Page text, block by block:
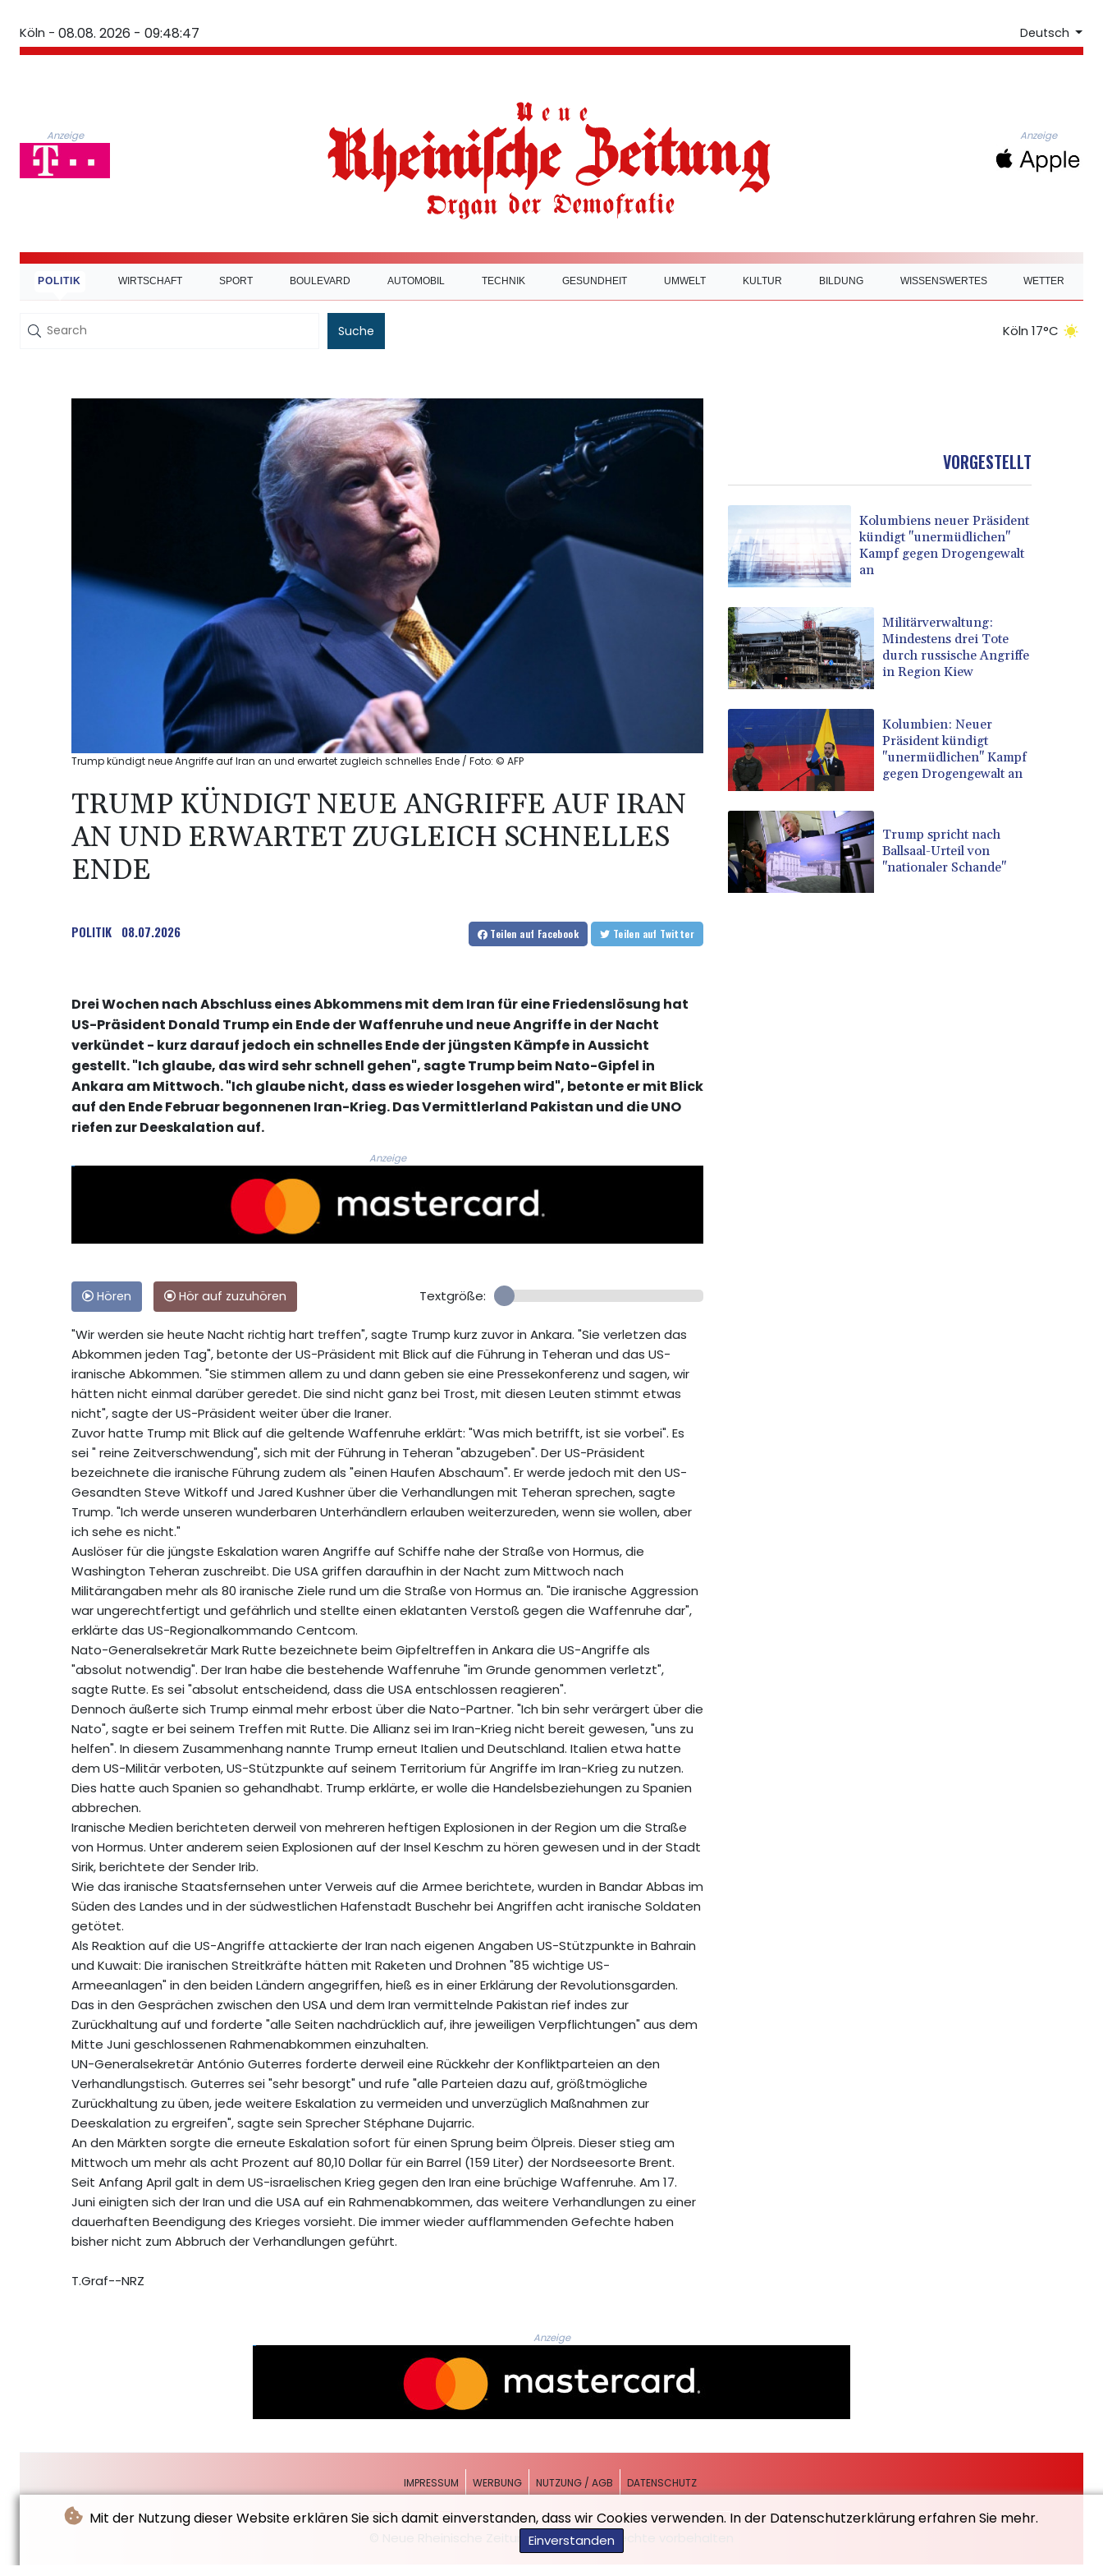
Mit der Nutzung dieser Website erklären Sie sich damit einverstanden, dass wir Cookies verwenden. In der Datenschutzerklärung erfahren Sie mehr.
Einverstanden
Köln - 08.08. 2026 - 09:48:48 Deutsch
Anzeige Anzeige
POLITIK WIRTSCHAFT SPORT BOULEVARD AUTOMOBIL TECHNIK GESUNDHEIT UMWELT KULTUR BILDUNG WISSENSWERTES WETTER
Suche Köln 17°C
Trump kündigt neue Angriffe auf Iran an und erwartet zugleich schnelles Ende / Foto: © AFP
TRUMP KÜNDIGT NEUE ANGRIFFE AUF IRAN
AN UND ERWARTET ZUGLEICH SCHNELLES
ENDE
POLITIK 08.07.2026 Teilen auf Facebook Teilen auf Twitter
Drei Wochen nach Abschluss eines Abkommens mit dem Iran für eine Friedenslösung hat
US-Präsident Donald Trump ein Ende der Waffenruhe und neue Angriffe in der Nacht
verkündet - kurz darauf jedoch ein schnelles Ende der jüngsten Kämpfe in Aussicht
gestellt. "Ich glaube, das wird sehr schnell gehen", sagte Trump beim Nato-Gipfel in
Ankara am Mittwoch. "Ich glaube nicht, dass es wieder losgehen wird", betonte er mit Blick
auf den Ende Februar begonnenen Iran-Krieg. Das Vermittlerland Pakistan und die UNO
riefen zur Deeskalation auf.
Anzeige
Hören Hör auf zuzuhören Textgröße:
"Wir werden sie heute Nacht richtig hart treffen", sagte Trump kurz zuvor in Ankara. "Sie verletzen das
Abkommen jeden Tag", betonte der US-Präsident mit Blick auf die Führung in Teheran und das US-
iranische Abkommen. "Sie stimmen allem zu und dann geben sie eine Pressekonferenz und sagen, wir
hätten nicht einmal darüber geredet. Die sind nicht ganz bei Trost, mit diesen Leuten stimmt etwas
nicht", sagte der US-Präsident weiter über die Iraner.
Zuvor hatte Trump mit Blick auf die geltende Waffenruhe erklärt: "Was mich betrifft, ist sie vorbei". Es
sei " reine Zeitverschwendung", sich mit der Führung in Teheran "abzugeben". Der US-Präsident
bezeichnete die iranische Führung zudem als "einen Haufen Abschaum". Er werde jedoch mit den US-
Gesandten Steve Witkoff und Jared Kushner über die Verhandlungen mit Teheran sprechen, sagte
Trump. "Ich werde unseren wunderbaren Unterhändlern erlauben weiterzureden, wenn sie wollen, aber
ich sehe es nicht."
Auslöser für die jüngste Eskalation waren Angriffe auf Schiffe nahe der Straße von Hormus, die
Washington Teheran zuschreibt. Die USA griffen daraufhin in der Nacht zum Mittwoch nach
Militärangaben mehr als 80 iranische Ziele rund um die Straße von Hormus an. "Die iranische Aggression
war ungerechtfertigt und gefährlich und stellte einen eklatanten Verstoß gegen die Waffenruhe dar",
erklärte das US-Regionalkommando Centcom.
Nato-Generalsekretär Mark Rutte bezeichnete beim Gipfeltreffen in Ankara die US-Angriffe als
"absolut notwendig". Der Iran habe die bestehende Waffenruhe "im Grunde genommen verletzt",
sagte Rutte. Es sei "absolut entscheidend, dass die USA entschlossen reagieren".
Dennoch äußerte sich Trump einmal mehr erbost über die Nato-Partner. "Ich bin sehr verärgert über die
Nato", sagte er bei seinem Treffen mit Rutte. Die Allianz sei im Iran-Krieg nicht bereit gewesen, "uns zu
helfen". In diesem Zusammenhang nannte Trump erneut Italien und Deutschland. Italien etwa hatte
dem US-Militär verboten, US-Stützpunkte auf seinem Territorium für Angriffe im Iran-Krieg zu nutzen.
Dies hatte auch Spanien so gehandhabt. Trump erklärte, er wolle die Handelsbeziehungen zu Spanien
abbrechen.
Iranische Medien berichteten derweil von mehreren heftigen Explosionen in der Region um die Straße
von Hormus. Unter anderem seien Explosionen auf der Insel Keschm zu hören gewesen und in der Stadt
Sirik, berichtete der Sender Irib.
Wie das iranische Staatsfernsehen unter Verweis auf die Armee berichtete, wurden in Bandar Abbas im
Süden des Landes und in der südwestlichen Hafenstadt Buschehr bei Angriffen acht iranische Soldaten
getötet.
Als Reaktion auf die US-Angriffe attackierte der Iran nach eigenen Angaben US-Stützpunkte in Bahrain
und Kuwait: Die iranischen Streitkräfte hätten mit Raketen und Drohnen "85 wichtige US-
Armeeanlagen" in den beiden Ländern angegriffen, hieß es in einer Erklärung der Revolutionsgarden.
Das in den Gesprächen zwischen den USA und dem Iran vermittelnde Pakistan rief indes zur
Zurückhaltung auf und forderte "alle Seiten nachdrücklich auf, ihre jeweiligen Verpflichtungen" aus dem
Mitte Juni geschlossenen Rahmenabkommen einzuhalten.
UN-Generalsekretär António Guterres forderte derweil eine Rückkehr der Konfliktparteien an den
Verhandlungstisch. Guterres sei "sehr besorgt" und rufe "alle Parteien dazu auf, größtmögliche
Zurückhaltung zu üben, jede weitere Eskalation zu vermeiden und unverzüglich Maßnahmen zur
Deeskalation zu ergreifen", sagte sein Sprecher Stéphane Dujarric.
An den Märkten sorgte die erneute Eskalation sofort für einen Sprung beim Ölpreis. Dieser stieg am
Mittwoch um mehr als acht Prozent auf 80,10 Dollar für ein Barrel (159 Liter) der Nordseesorte Brent.
Seit Anfang April galt in dem US-israelischen Krieg gegen den Iran eine brüchige Waffenruhe. Am 17.
Juni einigten sich der Iran und die USA auf ein Rahmenabkommen, das weitere Verhandlungen zu einer
dauerhaften Beendigung des Krieges vorsieht. Die immer wieder aufflammenden Gefechte haben
bisher nicht zum Abbruch der Verhandlungen geführt.
T.Graf--NRZ
VORGESTELLT
Kolumbiens neuer Präsident
kündigt "unermüdlichen"
Kampf gegen Drogengewalt
an
Militärverwaltung:
Mindestens drei Tote
durch russische Angriffe
in Region Kiew
Kolumbien: Neuer
Präsident kündigt
"unermüdlichen" Kampf
gegen Drogengewalt an
Trump spricht nach
Ballsaal-Urteil von
"nationaler Schande"
Anzeige
IMPRESSUM WERBUNG NUTZUNG / AGB DATENSCHUTZ
© Neue Rheinische Zeitung - 2026 - Alle Rechte vorbehalten